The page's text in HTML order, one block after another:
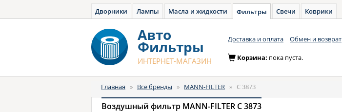
Дворники Лампы Масла и жидкости Фильтры Свечи Коврики
Авто
Фильтры
ИНТЕРНЕТ-МАГАЗИН
Доставка и оплата Обмен и возврат
Корзина: пока пуста.
Главная » Все бренды » MANN-FILTER » C 3873
Воздушный фильтр MANN-FILTER C 3873